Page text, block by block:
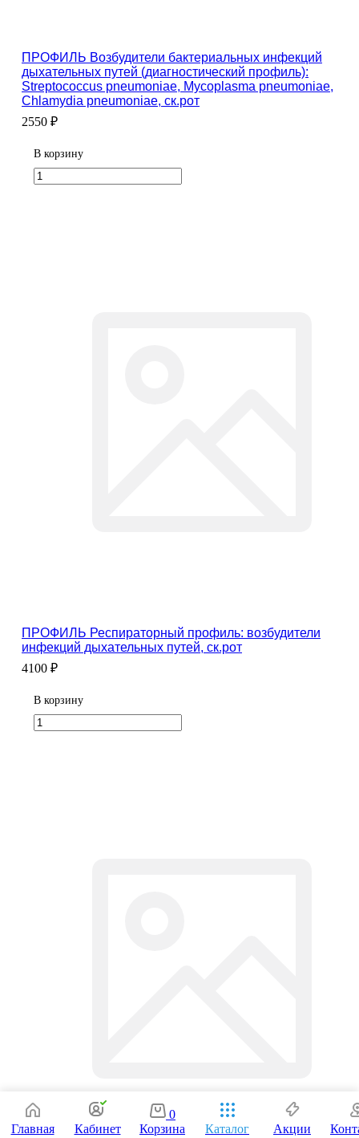
ПРОФИЛЬ Возбудители бактериальных инфекций
дыхательных путей (диагностический профиль):
Streptococcus pneumoniae, Mycoplasma pneumoniae,
Chlamydia pneumoniae, ск.рот
2550 ₽
В корзину
ПРОФИЛЬ Респираторный профиль: возбудители
инфекций дыхательных путей, ск.рот
4100 ₽
В корзину
Главная Кабинет
0
Корзина
Каталог Акции